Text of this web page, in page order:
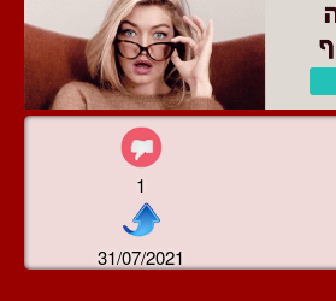
1
31/07/2021